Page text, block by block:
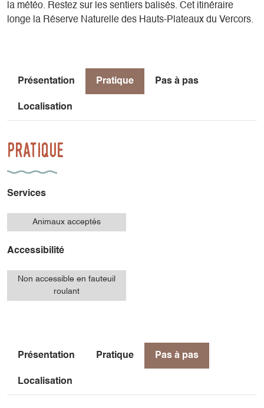
la météo. Restez sur les sentiers balisés. Cet itinéraire
longe la Réserve Naturelle des Hauts-Plateaux du Vercors.
Présentation Pratique Pas à pas
Localisation
Pratique
Services
Animaux acceptés
Accessibilité
Non accessible en fauteuil
roulant
Présentation Pratique Pas à pas
Localisation